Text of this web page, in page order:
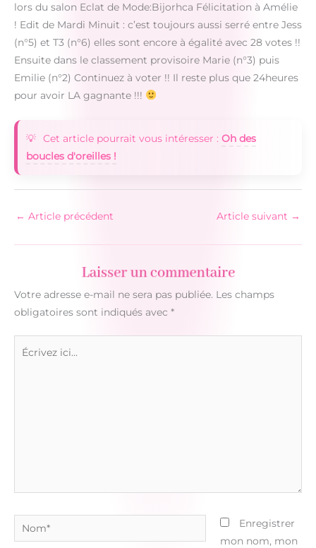
lors du salon Eclat de Mode:Bijorhca Félicitation à Amélie
! Edit de Mardi Minuit : c’est toujours aussi serré entre Jess
(n°5) et T3 (n°6) elles sont encore à égalité avec 28 votes !!
Ensuite dans le classement provisoire Marie (n°3) puis
Emilie (n°2) Continuez à voter !! Il reste plus que 24heures
pour avoir LA gagnante !!!
Cet article pourrait vous intéresser : Oh des
boucles d'oreilles !
← Article précédent Article suivant →
Laisser un commentaire
Votre adresse e-mail ne sera pas publiée. Les champs
obligatoires sont indiqués avec *
Nom*
Enregistrer
mon nom, mon